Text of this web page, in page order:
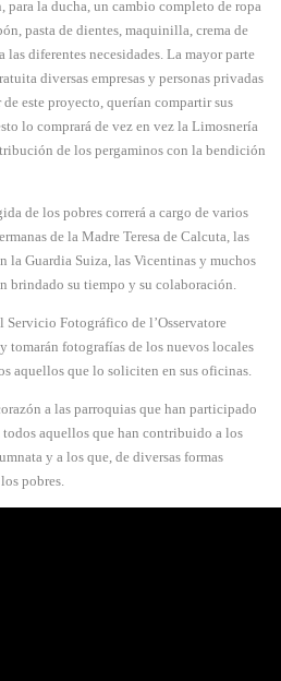
para la ducha, un cambio completo de ropa
pasta de dientes, maquinilla, crema de
las diferentes necesidades. La mayor parte
diversas empresas y personas privadas
este proyecto, querían compartir sus
lo comprará de vez en vez la Limosnería
de los pergaminos con la bendición
de los pobres correrá a cargo de varios
de la Madre Teresa de Calcuta, las
la Guardia Suiza, las Vicentinas y muchos
brindado su tiempo y su colaboración.
Fotográfico de l’Osservatore
tomarán fotografías de los nuevos locales
aquellos que lo soliciten en sus oficinas.
a las parroquias que han participado
todos aquellos que han contribuido a los
y a los que, de diversas formas
pobres.